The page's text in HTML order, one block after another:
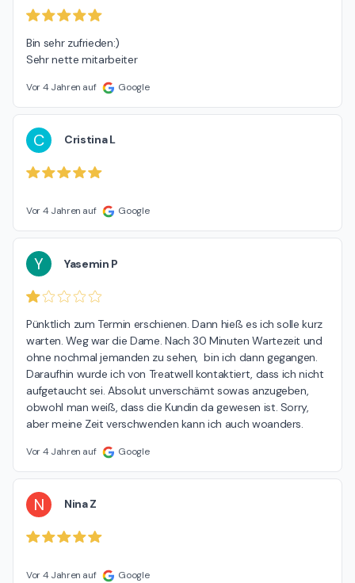
Bin sehr zufrieden:)
Sehr nette mitarbeiter
Vor 4 Jahren auf Google
C Cristina L
Vor 4 Jahren auf Google
Y Yasemin P
Pünktlich zum Termin erschienen. Dann hieß es ich solle kurz
warten. Weg war die Dame. Nach 30 Minuten Wartezeit und
ohne nochmal jemanden zu sehen,  bin ich dann gegangen.
Daraufhin wurde ich von Treatwell kontaktiert, dass ich nicht
aufgetaucht sei. Absolut unverschämt sowas anzugeben,
obwohl man weiß, dass die Kundin da gewesen ist. Sorry,
aber meine Zeit verschwenden kann ich auch woanders.
Vor 4 Jahren auf Google
N Nina Z
Vor 4 Jahren auf Google